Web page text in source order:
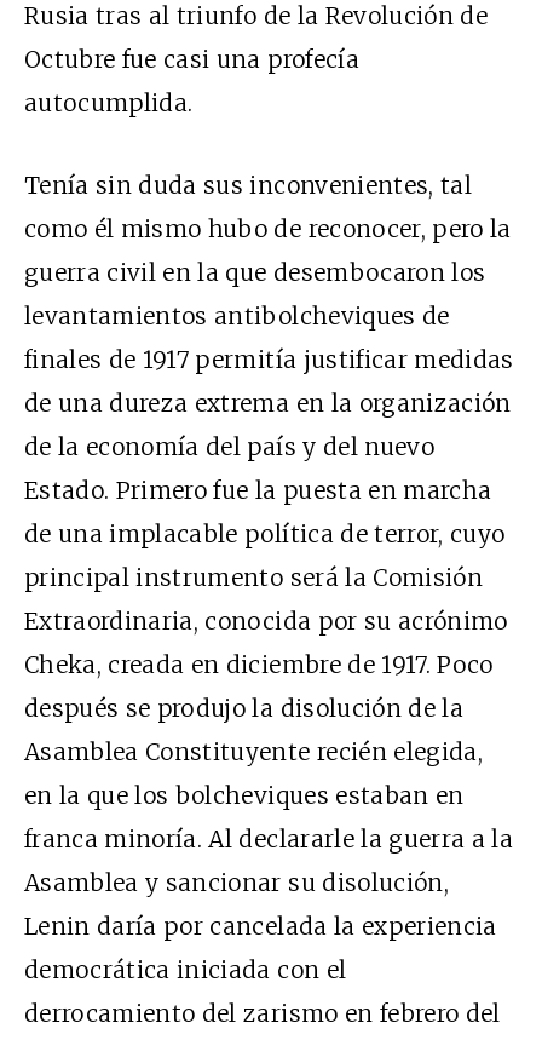
Rusia tras al triunfo de la Revolución de
Octubre fue casi una profecía
autocumplida.
Tenía sin duda sus inconvenientes, tal
como él mismo hubo de reconocer, pero la
guerra civil en la que desembocaron los
levantamientos antibolcheviques de
finales de 1917 permitía justificar medidas
de una dureza extrema en la organización
de la economía del país y del nuevo
Estado. Primero fue la puesta en marcha
de una implacable política de terror, cuyo
principal instrumento será la Comisión
Extraordinaria, conocida por su acrónimo
Cheka, creada en diciembre de 1917. Poco
después se produjo la disolución de la
Asamblea Constituyente recién elegida,
en la que los bolcheviques estaban en
franca minoría. Al declararle la guerra a la
Asamblea y sancionar su disolución,
Lenin daría por cancelada la experiencia
democrática iniciada con el
derrocamiento del zarismo en febrero del